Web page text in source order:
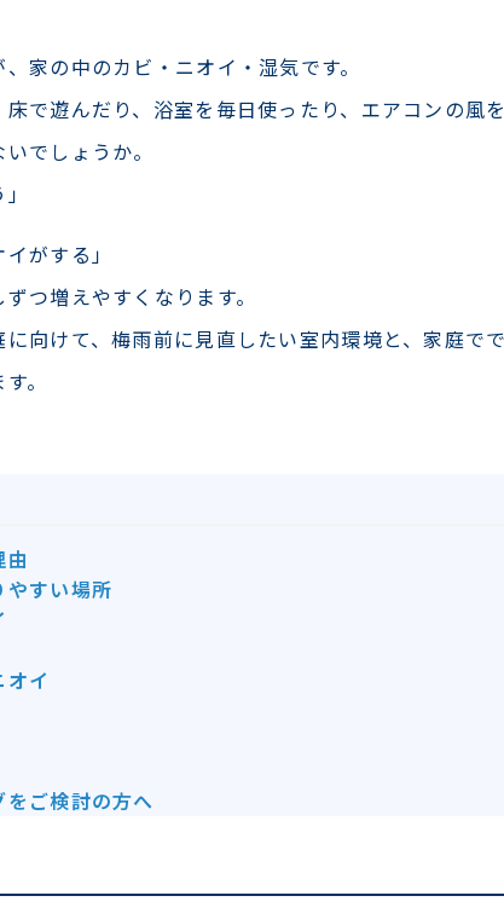
家の中のカビ・ニオイ・湿気です。
で遊んだり、浴室を毎日使ったり、エアコンの風
でしょうか。
がする」
つ増えやすくなります。
向けて、梅雨前に見直したい室内環境と、家庭で
。
すい場所
イ
ご検討の方へ